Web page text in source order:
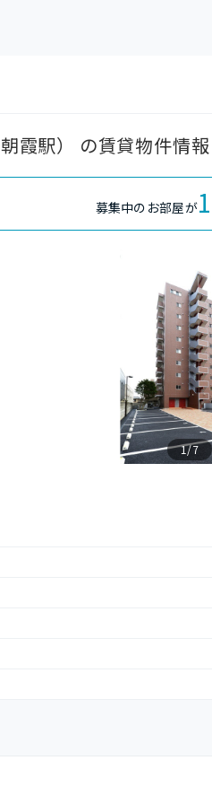
霞駅） の賃貸物件情報
募集中のお部屋が1
1/7